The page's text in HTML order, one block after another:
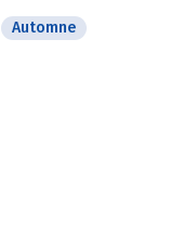
Automne